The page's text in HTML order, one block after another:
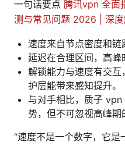
一句话要点 腾讯vpn 全面
测与常见问题 2026 | 深
速度来自节点密度和链
延迟在合理区间，高峰
解锁能力与速度有交
护层能带来感知提升。
与对手相比，质子
势，但不可忽视高峰期
“速度不是一个数字，它是